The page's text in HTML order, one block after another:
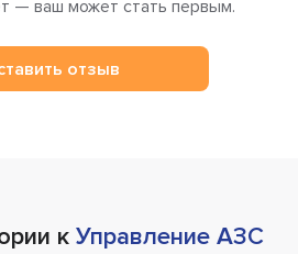
— ваш может стать первым.
отзыв
к Управление АЗС